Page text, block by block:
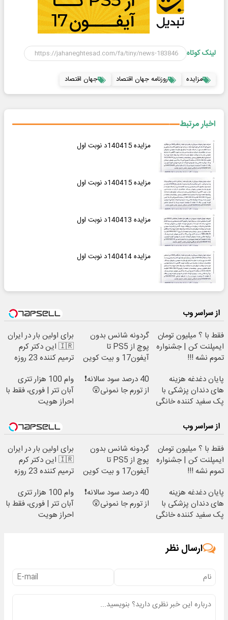
لینک کوتاه
مزایده روزنامه جهان اقتصاد جهان اقتصاد
اخبار مرتبط
مزایده 140415د نوبت اول
مزایده 140415د نوبت اول
مزایده 140413د نوبت اول
مزایده 140414د نوبت اول
از سراسر وب
فقط با ؟ میلیون تومان
ایمپلنت کن | جشنواره
تموم نشه !!!
گردونه شانس بدون
پوچ از PS5 تا
آیفون17 و بیت کوین
برای اولین بار در ایران
🇮🇷 این دکتر کرم
ترمیم کننده 23 روزه
پایان دغدغه هزینه
های دندان پزشکی با
پک سفید کننده خانگی
40 درصد سود سالانه❗
از تورم جا نمونی😲
وام 100 هزار تتری
آبان تتر | فوری، فقط با
احراز هویت
از سراسر وب
فقط با ؟ میلیون تومان
ایمپلنت کن | جشنواره
تموم نشه !!!
گردونه شانس بدون
پوچ از PS5 تا
آیفون17 و بیت کوین
برای اولین بار در ایران
🇮🇷 این دکتر کرم
ترمیم کننده 23 روزه
پایان دغدغه هزینه
های دندان پزشکی با
پک سفید کننده خانگی
40 درصد سود سالانه❗
از تورم جا نمونی😲
وام 100 هزار تتری
آبان تتر | فوری، فقط با
احراز هویت
ارسال نظر